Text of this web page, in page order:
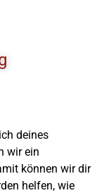
deines
wir ein
können wir dir
helfen, wie